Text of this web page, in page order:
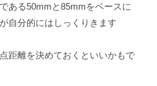
ある50mmと85mmをベースに
自分的にはしっくりきます
距離を決めておくといいかもで